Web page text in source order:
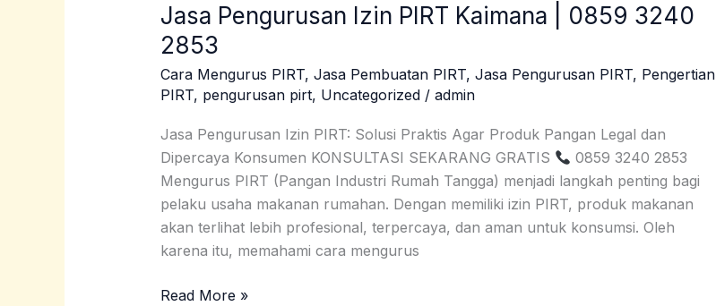
Jasa Pengurusan Izin PIRT Kaimana | 0859 3240
2853
Cara Mengurus PIRT, Jasa Pembuatan PIRT, Jasa Pengurusan PIRT, Pengertian
PIRT, pengurusan pirt, Uncategorized/ admin
Jasa Pengurusan Izin PIRT: Solusi Praktis Agar Produk Pangan Legal dan
Dipercaya Konsumen KONSULTASI SEKARANG GRATIS
0859 3240 2853
Mengurus PIRT (Pangan Industri Rumah Tangga) menjadi langkah penting bagi
pelaku usaha makanan rumahan. Dengan memiliki izin PIRT, produk makanan
akan terlihat lebih profesional, terpercaya, dan aman untuk konsumsi. Oleh
karena itu, memahami cara mengurus
Jasa
Pengurusan
Izin
PIRT
Kaimana
0859
3240
2853
Read More »